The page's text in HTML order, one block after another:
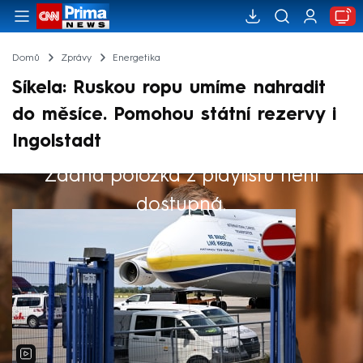
Domů Zprávy Energetika
Síkela: Ruskou ropu umíme nahradit
do měsíce. Pomohou státní rezervy i
Ingolstadt
Žádná položka z playlistu není
dostupná.
Výběr redakce